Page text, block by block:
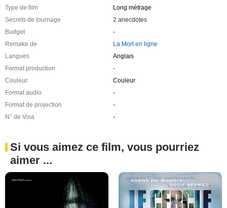
Type de film
Long métrage
Secrets de tournage
2 anecdotes
Budget
-
Remake de
La Mort en ligne
Langues
Anglais
Format production
-
Couleur
Couleur
Format audio
-
Format de projection
-
N° de Visa
-
Si vous aimez ce film, vous pourriez
aimer ...